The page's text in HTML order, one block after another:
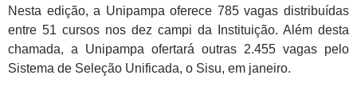
Nesta edição, a Unipampa oferece 785 vagas distribuídas
entre 51 cursos nos dez campi da Instituição. Além desta
chamada, a Unipampa ofertará outras 2.455 vagas pelo
Sistema de Seleção Unificada, o Sisu, em janeiro.